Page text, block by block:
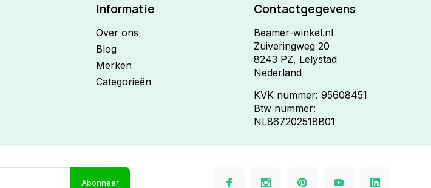
Informatie
Over ons
Blog
Merken
Categorieën
Contactgegevens
Beamer-winkel.nl
Zuiveringweg 20
8243 PZ, Lelystad
Nederland
KVK nummer: 95608451
Btw nummer:
NL867202518B01
Abonneer